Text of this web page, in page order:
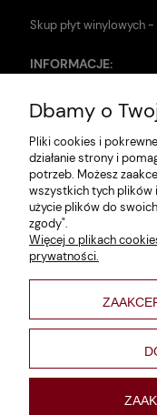
Skup płyt winylowych
INFORMACJE:
Zwroty i reklamacje
Dane firmy
Jak szukać?
Polityka prywatności
Regulamin
Poltyka cookies
varsaviana
Nowości
Dbamy o
Pliki cookies i
działanie strony i
potrzeb. Możesz
wszystkich tych plików
użycie plików do
zgody".
Więcej o plikach
prywatności.